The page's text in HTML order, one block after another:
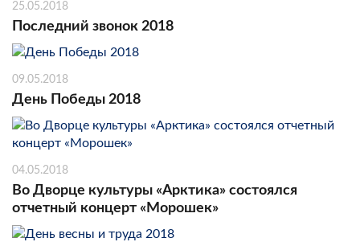
25.05.2018
Последний звонок 2018
09.05.2018
День Победы 2018
04.05.2018
Во Дворце культуры «Арктика» состоялся
отчетный концерт «Морошек»